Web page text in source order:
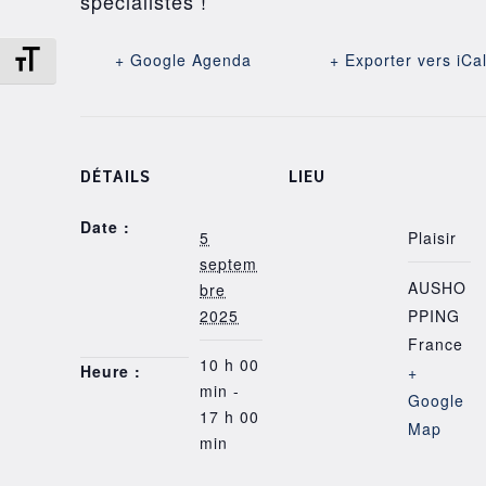
Changer la taille de la police
+ Google Agenda + Exporter vers
DÉTAILS
Date :
5
septem
bre
2025
Heure :
10 h 00
min -
17 h 00
min
LIEU
Plaisir
AUSHO
PPING
France
+
Google
Map